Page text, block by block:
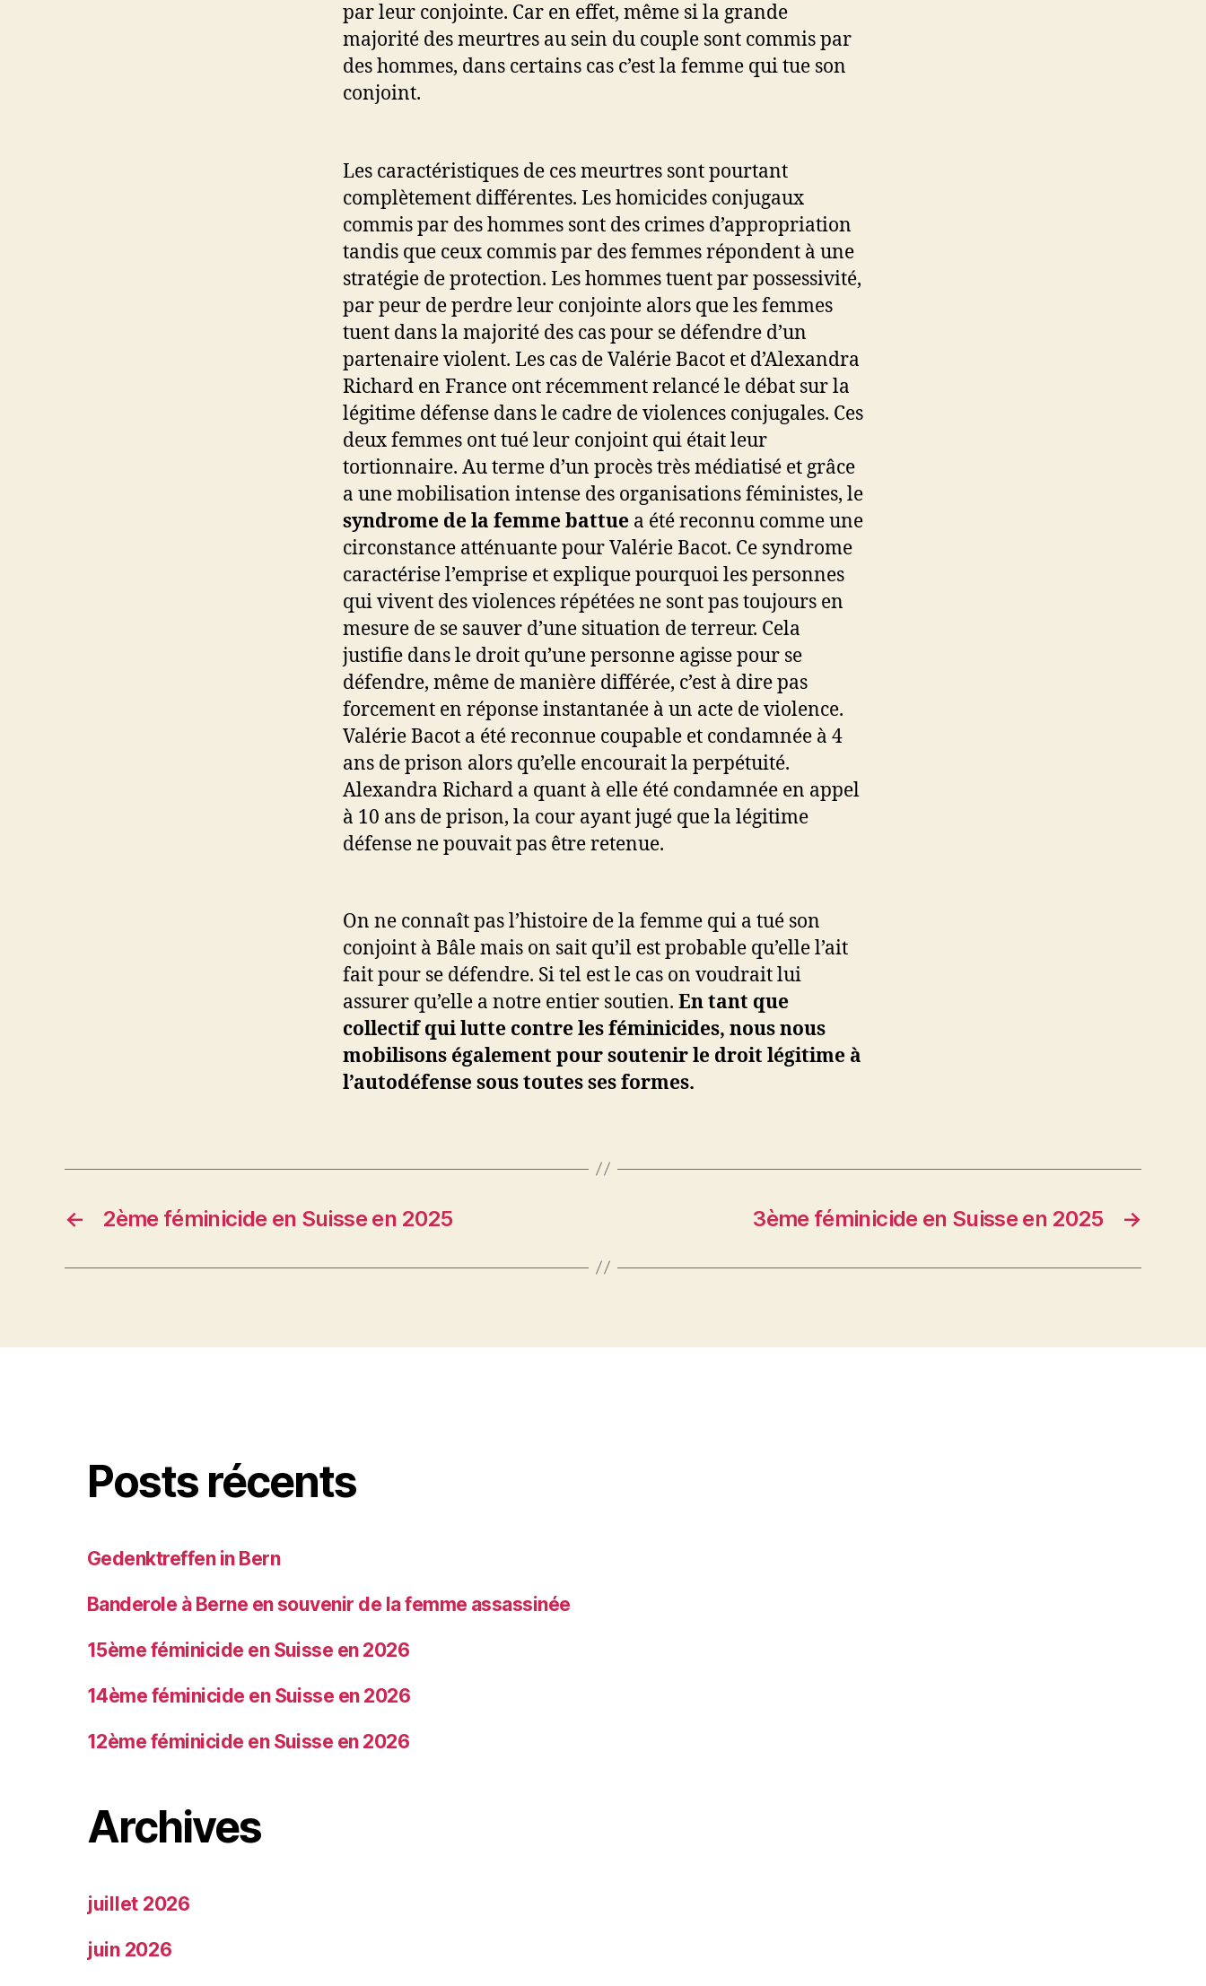
par leur conjointe. Car en effet, même si la grande
majorité des meurtres au sein du couple sont commis par
des hommes, dans certains cas c’est la femme qui tue son
conjoint.
Les caractéristiques de ces meurtres sont pourtant
complètement différentes. Les homicides conjugaux
commis par des hommes sont des crimes d’appropriation
tandis que ceux commis par des femmes répondent à une
stratégie de protection. Les hommes tuent par possessivité,
par peur de perdre leur conjointe alors que les femmes
tuent dans la majorité des cas pour se défendre d’un
partenaire violent. Les cas de Valérie Bacot et d’Alexandra
Richard en France ont récemment relancé le débat sur la
légitime défense dans le cadre de violences conjugales. Ces
deux femmes ont tué leur conjoint qui était leur
tortionnaire. Au terme d’un procès très médiatisé et grâce
a une mobilisation intense des organisations féministes, le
syndrome de la femme battue a été reconnu comme une
circonstance atténuante pour Valérie Bacot. Ce syndrome
caractérise l’emprise et explique pourquoi les personnes
qui vivent des violences répétées ne sont pas toujours en
mesure de se sauver d’une situation de terreur. Cela
justifie dans le droit qu’une personne agisse pour se
défendre, même de manière différée, c’est à dire pas
forcement en réponse instantanée à un acte de violence.
Valérie Bacot a été reconnue coupable et condamnée à 4
ans de prison alors qu’elle encourait la perpétuité.
Alexandra Richard a quant à elle été condamnée en appel
à 10 ans de prison, la cour ayant jugé que la légitime
défense ne pouvait pas être retenue.
On ne connaît pas l’histoire de la femme qui a tué son
conjoint à Bâle mais on sait qu’il est probable qu’elle l’ait
fait pour se défendre. Si tel est le cas on voudrait lui
assurer qu’elle a notre entier soutien. En tant que
collectif qui lutte contre les féminicides, nous nous
mobilisons également pour soutenir le droit légitime à
l’autodéfense sous toutes ses formes.
← 2ème féminicide en Suisse en 2025 →
3ème féminicide en Suisse en 2025
Posts récents
Gedenktreffen in Bern
Banderole à Berne en souvenir de la femme assassinée
15ème féminicide en Suisse en 2026
14ème féminicide en Suisse en 2026
12ème féminicide en Suisse en 2026
Archives
juillet 2026
juin 2026